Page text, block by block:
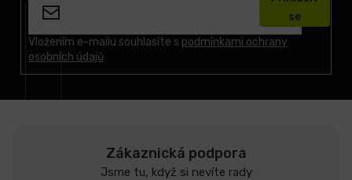
Vložením e-mailu souhlasíte s podmínkami ochrany
osobních údajů
se
Zákaznická podpora
Jsme tu, když si nevíte rady